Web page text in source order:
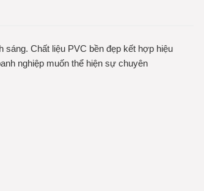
Chất liệu PVC bền đẹp kết hợp hiệu
nghiệp muốn thể hiện sự chuyên